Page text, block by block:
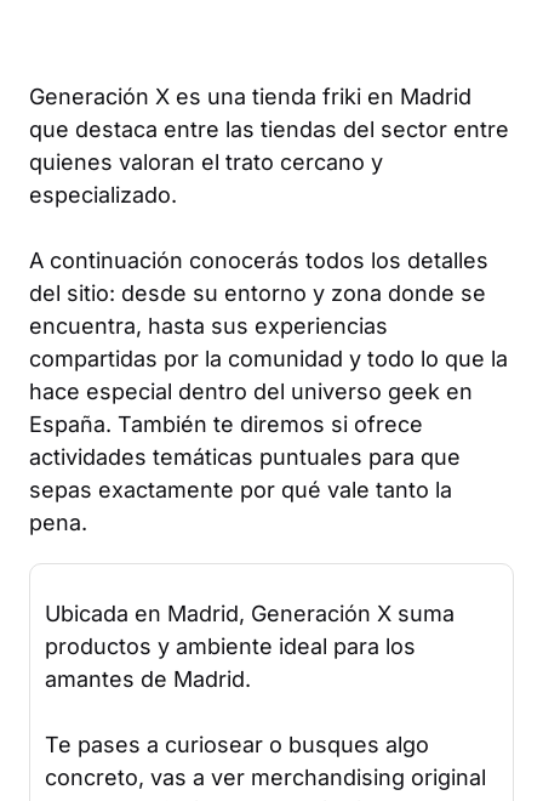
Generación X es una tienda friki en Madrid
que destaca entre las tiendas del sector entre
quienes valoran el trato cercano y
especializado.
A continuación conocerás todos los detalles
del sitio: desde su entorno y zona donde se
encuentra, hasta sus experiencias
compartidas por la comunidad y todo lo que la
hace especial dentro del universo geek en
España. También te diremos si ofrece
actividades temáticas puntuales para que
sepas exactamente por qué vale tanto la
pena.
Ubicada en Madrid, Generación X suma
productos y ambiente ideal para los
amantes de Madrid.
Te pases a curiosear o busques algo
concreto, vas a ver merchandising original